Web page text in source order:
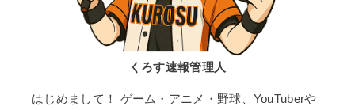
くろす速報管理人
はじめまして！ ゲーム・アニメ・野球、YouTuberや